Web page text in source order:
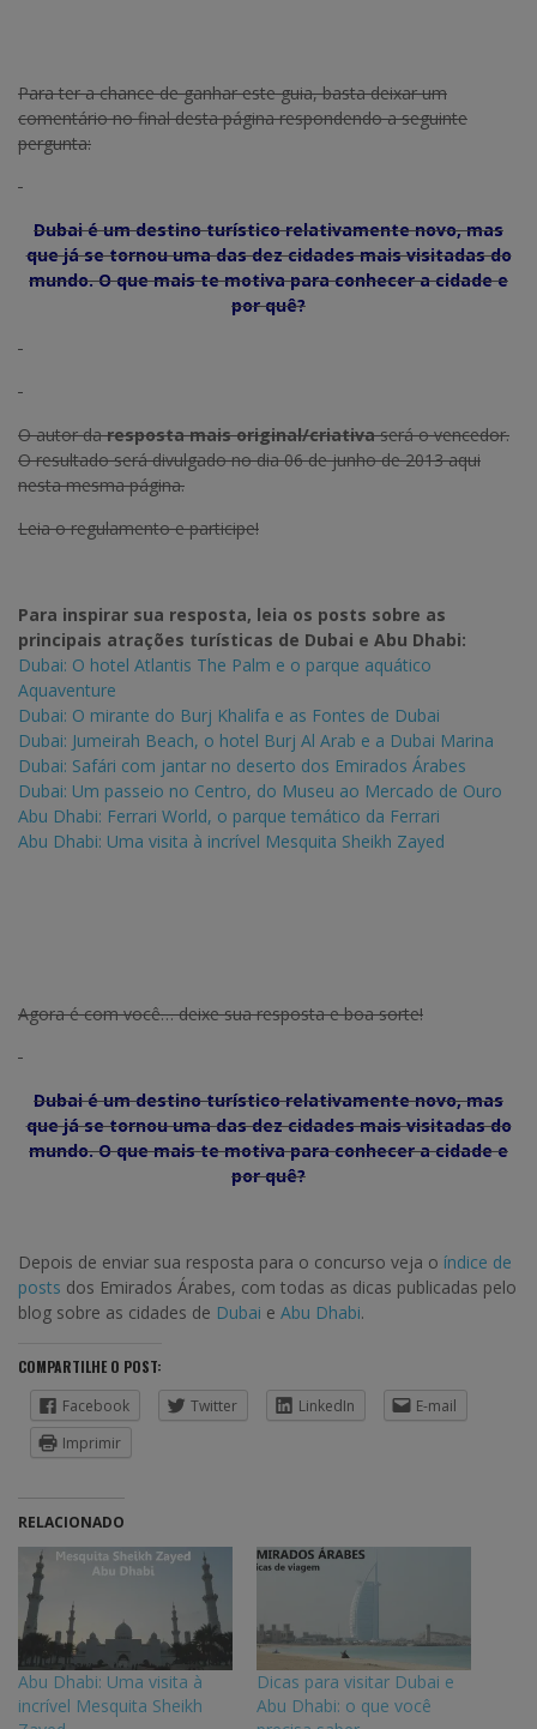
Para ter a chance de ganhar este guia, basta deixar um
comentário no final desta página respondendo a seguinte
pergunta:
Dubai é um destino turístico relativamente novo, mas
que já se tornou uma das dez cidades mais visitadas do
mundo.O que mais te motiva para conhecer a cidade e
por quê?
O autor daresposta mais original/criativaserá o vencedor.
O resultado será divulgado no dia 06 de junho de 2013 aqui
nesta mesma página.
Leia o regulamento e participe!
Para inspirar sua resposta, leia os posts sobre as
principais atrações turísticas de Dubai e Abu Dhabi:
Dubai: O hotel Atlantis The Palm e o parque aquático
Aquaventure
Dubai: O mirante do Burj Khalifa e as Fontes de Dubai
Dubai: Jumeirah Beach, o hotel Burj Al Arab e a Dubai Marina
Dubai: Safári com jantar no deserto dos Emirados Árabes
Dubai: Um passeio no Centro, do Museu ao Mercado de Ouro
Abu Dhabi: Ferrari World, o parque temático da Ferrari
Abu Dhabi: Uma visita à incrível Mesquita Sheikh Zayed
Agora é com você… deixe sua resposta e boa sorte!
Dubai é um destino turístico relativamente novo, mas
que já se tornou uma das dez cidades mais visitadas do
mundo.O que mais te motiva para conhecer a cidade e
por quê?
Depois de enviar sua resposta para o concurso veja o índice de
posts dos Emirados Árabes, com todas as dicas publicadas pelo
blog sobre as cidades de Dubai e Abu Dhabi.
COMPARTILHE O POST:
Facebook
Twitter LinkedIn
E-mail
Imprimir
RELACIONADO
Abu Dhabi: Uma visita à
incrível Mesquita Sheikh
Dicas para visitar Dubai e
Abu Dhabi: o que você